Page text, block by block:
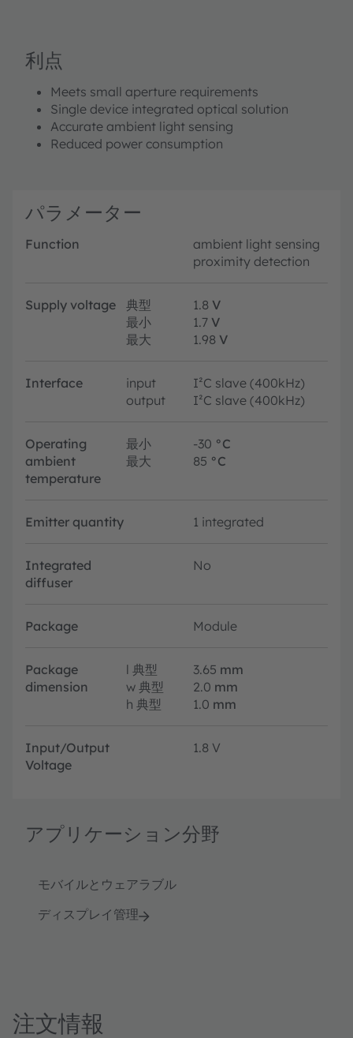
利点
Meets small aperture requirements
Single device integrated optical solution
Accurate ambient light sensing
Reduced power consumption
パラメーター
Function
ambient light sensing
proximity detection
Supply voltage 典型 1.8 V
最小
1.7 V
最大
1.98 V
Interface input
I²C slave (400kHz)
output
I²C slave (400kHz)
Operating
ambient
temperature
最小 -30 °C
最大
85 °C
Emitter quantity 1 integrated
Integrated
diffuser
No
Package Module
Package
dimension
l 典型 3.65 mm
w 典型 2.0 mm
h 典型 1.0 mm
Input/Output
Voltage
1.8 V
アプリケーション分野
モバイルとウェアラブル
ディスプレイ管理
注文情報